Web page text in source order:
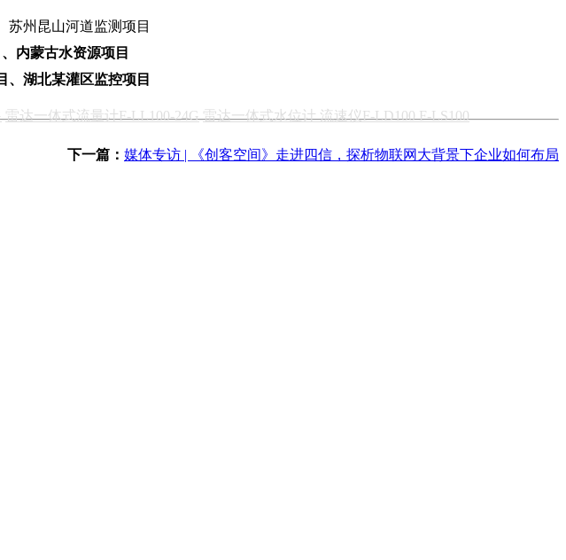
雷达一体式流量计F-LL100-24G 雷达一体式水位计 流速仪F-LD100 F-LS100
下一篇： 媒体专访 | 《创客空间》走进四信，探析物联网大背景下企业如何布局